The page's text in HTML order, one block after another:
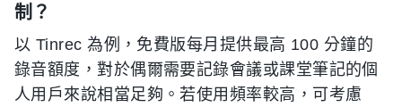
制？
以 Tinrec 為例，免費版每月提供最高 100 分鐘的
錄音額度，對於偶爾需要記錄會議或課堂筆記的個
人用戶來說相當足夠。若使用頻率較高，可考慮